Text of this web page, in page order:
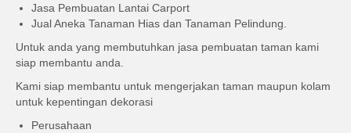
Jasa Pembuatan Lantai Carport
Jual Aneka Tanaman Hias dan Tanaman Pelindung.
Untuk anda yang membutuhkan jasa pembuatan taman kami
siap membantu anda.
Kami siap membantu untuk mengerjakan taman maupun kolam
untuk kepentingan dekorasi
Perusahaan